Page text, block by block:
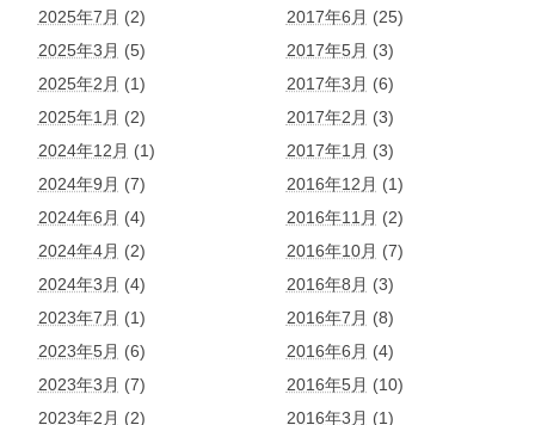
2025年7月 (2)
2025年3月 (5)
2025年2月 (1)
2025年1月 (2)
2024年12月 (1)
2024年9月 (7)
2024年6月 (4)
2024年4月 (2)
2024年3月 (4)
2023年7月 (1)
2023年5月 (6)
2023年3月 (7)
2023年2月 (2)
2017年6月 (25)
2017年5月 (3)
2017年3月 (6)
2017年2月 (3)
2017年1月 (3)
2016年12月 (1)
2016年11月 (2)
2016年10月 (7)
2016年8月 (3)
2016年7月 (8)
2016年6月 (4)
2016年5月 (10)
2016年3月 (1)